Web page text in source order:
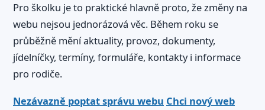
Pro školku je to praktické hlavně proto, že změny na
webu nejsou jednorázová věc. Během roku se
průběžně mění aktuality, provoz, dokumenty,
jídelníčky, termíny, formuláře, kontakty i informace
pro rodiče.
Nezávazně poptat správu webu Chci nový web